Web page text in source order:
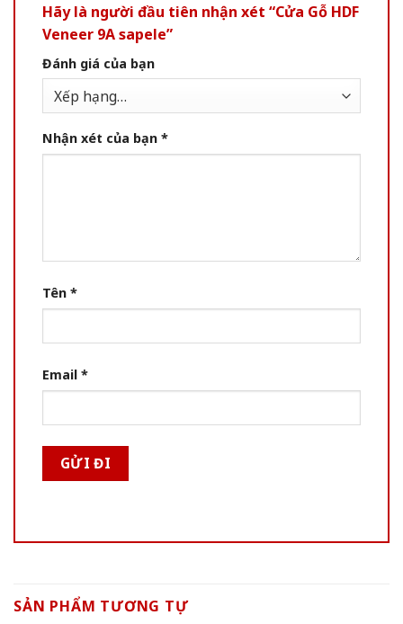
Hãy là người đầu tiên nhận xét “Cửa Gỗ HDF
Veneer 9A sapele”
Đánh giá của bạn
Nhận xét của bạn *
Tên *
Email *
SẢN PHẨM TƯƠNG TỰ